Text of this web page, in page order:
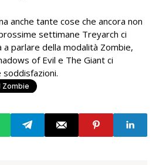
anche tante cose che ancora non
settimane Treyarch ci
parlare della modalità Zombie,
of Evil e The Giant ci
Zombie